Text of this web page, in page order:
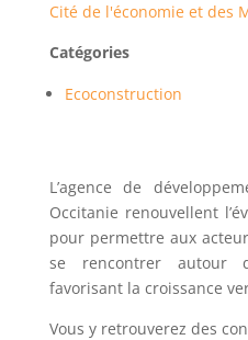
Cité de l'économie et des
Catégories
Ecoconstruction
L’agence de
Occitanie renouvellent
pour permettre aux
se rencontrer autour
favorisant la croissance
Vous y retrouverez des